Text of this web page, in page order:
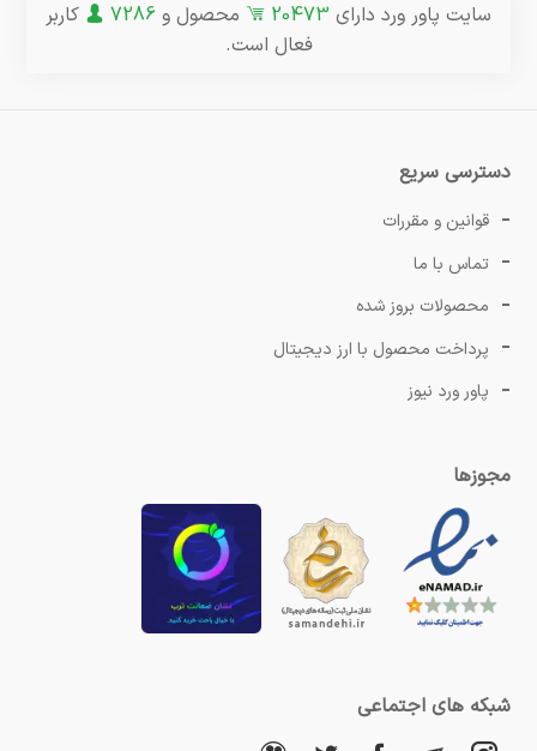
سایت پاور ورد دارای 20473 محصول و 7286
کاربر
فعال است.
دسترسی سریع
قوانین و مقررات
تماس با ما
محصولات بروز شده
پرداخت محصول با ارز دیجیتال
پاور ورد نیوز
مجوزها
شبکه های اجتماعی